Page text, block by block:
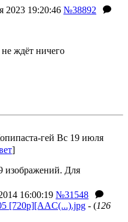
2023 19:20:46 №38892
ждёт ничего
гей Вс 19 июля
]
изображений. Для
16:00:19 №31548
[720p][AAC(...).jpg - (126